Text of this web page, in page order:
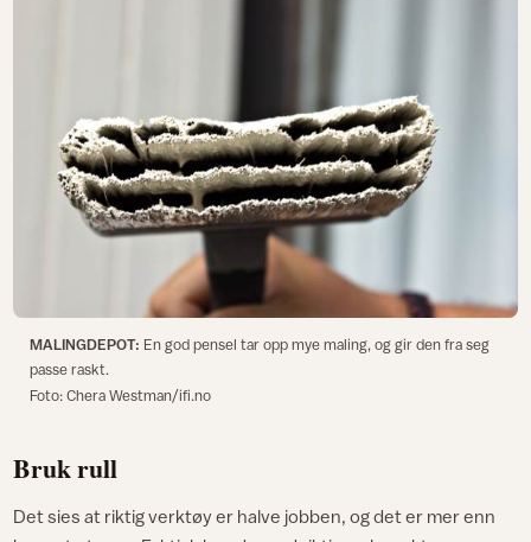
MALINGDEPOT: En god pensel tar opp mye maling, og gir den fra seg
passe raskt.
Foto: Chera Westman/ifi.no
Bruk rull
Det sies at riktig verktøy er halve jobben, og det er mer enn